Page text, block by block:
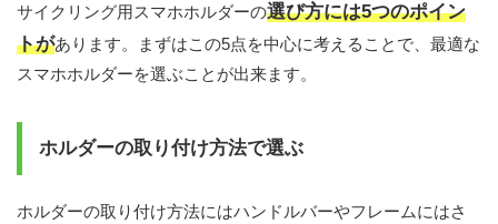
サイクリング用スマホホルダーの選び方には5つのポイン
トがあります。まずはこの5点を中心に考えることで、最適な
スマホホルダーを選ぶことが出来ます。
ホルダーの取り付け方法で選ぶ
ホルダーの取り付け方法にはハンドルバーやフレームにはさ